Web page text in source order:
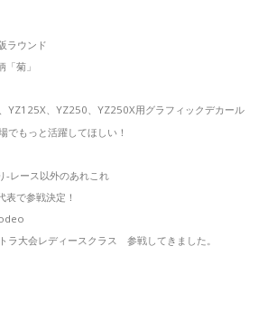
ラウンド
菊」
YZ125X、YZ250、YZ250X用グラフィックデカール
でもっと活躍してほしい！
-レース以外のあれこれ
表で参戦決定！
大会レディースクラス 参戦してきました。